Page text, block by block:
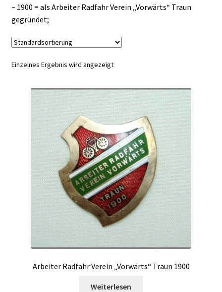
– 1900 = als Arbeiter Radfahr Verein „Vorwärts“ Traun
gegründet;
Einzelnes Ergebnis wird angezeigt
Arbeiter Radfahr Verein „Vorwärts“ Traun 1900
Weiterlesen